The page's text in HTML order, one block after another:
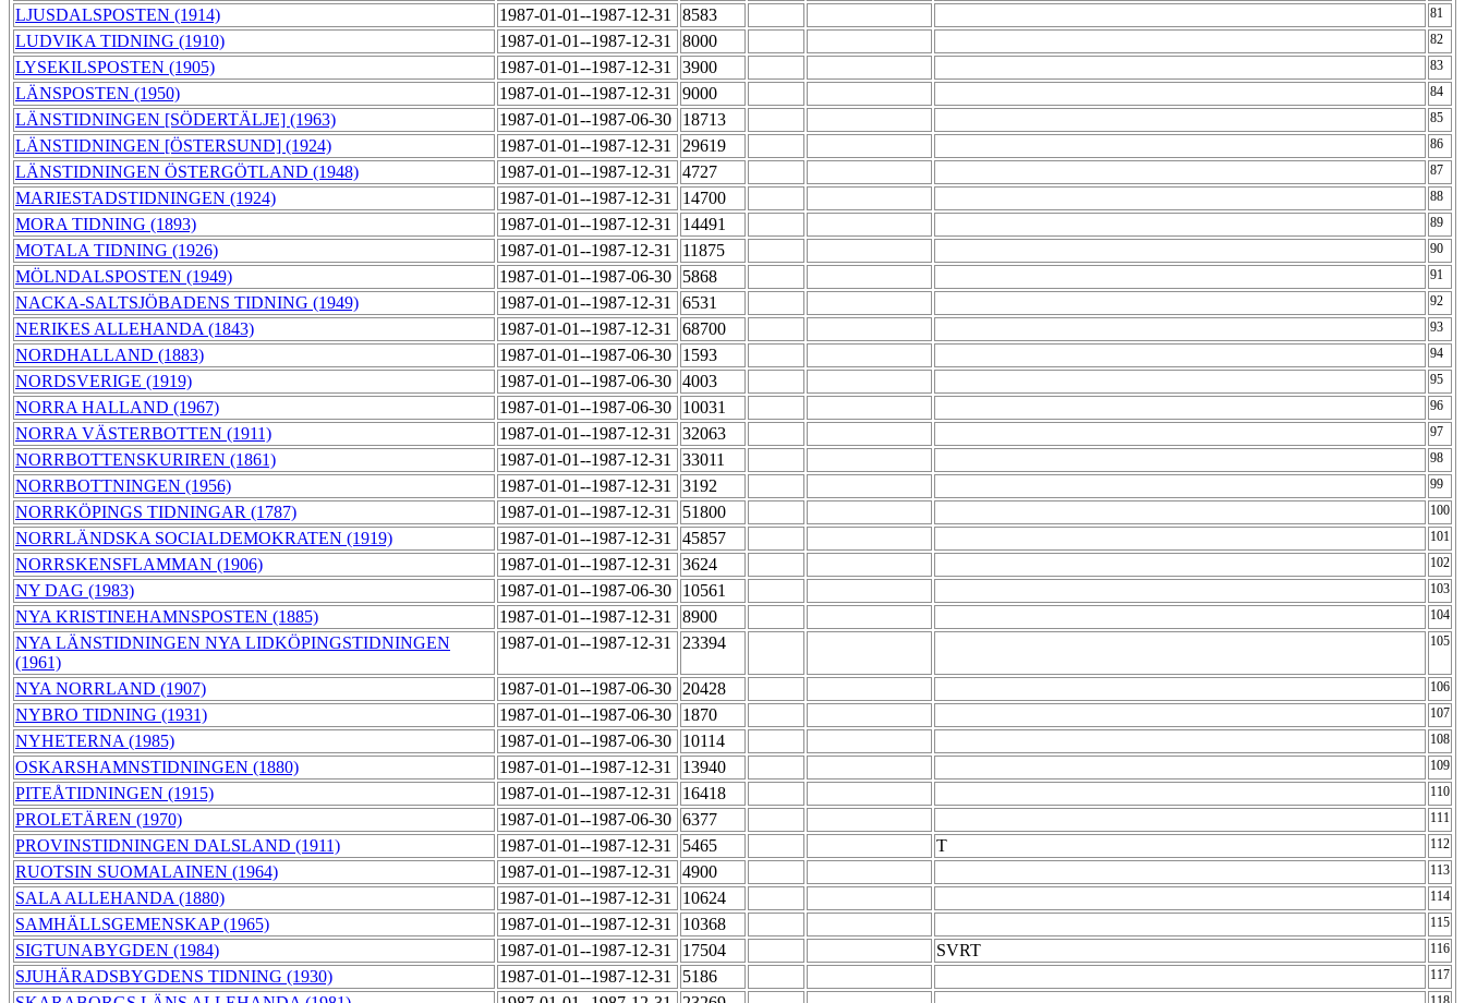
LJUSDALSPOSTEN (1914) 1987-01-01--1987-12-31 8583 81
LUDVIKA TIDNING (1910) 1987-01-01--1987-12-31 8000 82
LYSEKILSPOSTEN (1905) 1987-01-01--1987-12-31 3900 83
LÄNSPOSTEN (1950) 1987-01-01--1987-12-31 9000 84
LÄNSTIDNINGEN [SÖDERTÄLJE] (1963) 1987-01-01--1987-06-30 18713 85
LÄNSTIDNINGEN [ÖSTERSUND] (1924) 1987-01-01--1987-12-31 29619 86
LÄNSTIDNINGEN ÖSTERGÖTLAND (1948) 1987-01-01--1987-12-31 4727 87
MARIESTADSTIDNINGEN (1924) 1987-01-01--1987-12-31 14700 88
MORA TIDNING (1893) 1987-01-01--1987-12-31 14491 89
MOTALA TIDNING (1926) 1987-01-01--1987-12-31 11875 90
MÖLNDALSPOSTEN (1949) 1987-01-01--1987-06-30 5868 91
NACKA-SALTSJÖBADENS TIDNING (1949) 1987-01-01--1987-12-31 6531 92
NERIKES ALLEHANDA (1843) 1987-01-01--1987-12-31 68700 93
NORDHALLAND (1883) 1987-01-01--1987-06-30 1593 94
NORDSVERIGE (1919) 1987-01-01--1987-06-30 4003 95
NORRA HALLAND (1967) 1987-01-01--1987-06-30 10031 96
NORRA VÄSTERBOTTEN (1911) 1987-01-01--1987-12-31 32063 97
NORRBOTTENSKURIREN (1861) 1987-01-01--1987-12-31 33011 98
NORRBOTTNINGEN (1956) 1987-01-01--1987-12-31 3192 99
NORRKÖPINGS TIDNINGAR (1787) 1987-01-01--1987-12-31 51800 100
NORRLÄNDSKA SOCIALDEMOKRATEN (1919) 1987-01-01--1987-12-31 45857 101
NORRSKENSFLAMMAN (1906) 1987-01-01--1987-12-31 3624 102
NY DAG (1983) 1987-01-01--1987-06-30 10561 103
NYA KRISTINEHAMNSPOSTEN (1885) 1987-01-01--1987-12-31 8900 104
NYA LÄNSTIDNINGEN NYA LIDKÖPINGSTIDNINGEN
(1961)
1987-01-01--1987-12-31 23394 105
NYA NORRLAND (1907) 1987-01-01--1987-06-30 20428 106
NYBRO TIDNING (1931) 1987-01-01--1987-06-30 1870 107
NYHETERNA (1985) 1987-01-01--1987-06-30 10114 108
OSKARSHAMNSTIDNINGEN (1880) 1987-01-01--1987-12-31 13940 109
PITEÅTIDNINGEN (1915) 1987-01-01--1987-12-31 16418 110
PROLETÄREN (1970) 1987-01-01--1987-06-30 6377 111
PROVINSTIDNINGEN DALSLAND (1911) 1987-01-01--1987-12-31 5465 T 112
RUOTSIN SUOMALAINEN (1964) 1987-01-01--1987-12-31 4900 113
SALA ALLEHANDA (1880) 1987-01-01--1987-12-31 10624 114
SAMHÄLLSGEMENSKAP (1965) 1987-01-01--1987-12-31 10368 115
SIGTUNABYGDEN (1984) 1987-01-01--1987-12-31 17504 SVRT 116
SJUHÄRADSBYGDENS TIDNING (1930) 1987-01-01--1987-12-31 5186 117